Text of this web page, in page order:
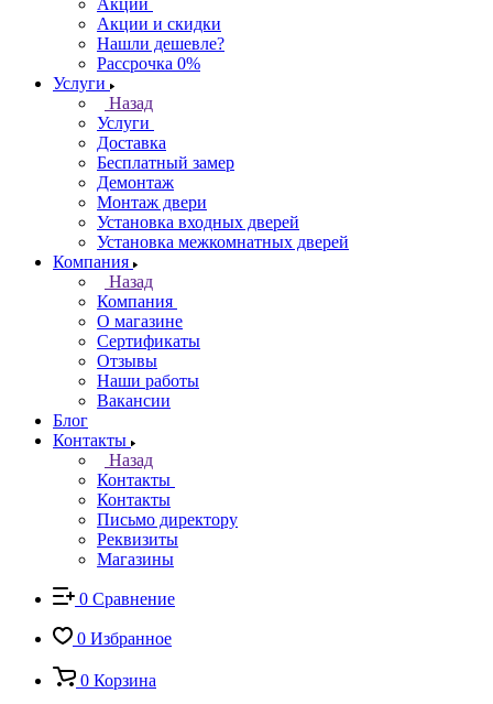
Акции
Акции и скидки
Нашли дешевле?
Рассрочка 0%
Услуги
Назад
Услуги
Доставка
Бесплатный замер
Демонтаж
Монтаж двери
Установка входных дверей
Установка межкомнатных дверей
Компания
Назад
Компания
О магазине
Сертификаты
Отзывы
Наши работы
Вакансии
Блог
Контакты
Назад
Контакты
Контакты
Письмо директору
Реквизиты
Магазины
0 Сравнение
0 Избранное
0 Корзина